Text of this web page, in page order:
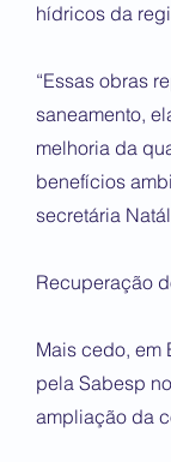
hídricos da
“Essas obras
saneamento,
melhoria da
benefícios
secretária
Recuperação
Mais cedo, em
pela Sabesp
ampliação da